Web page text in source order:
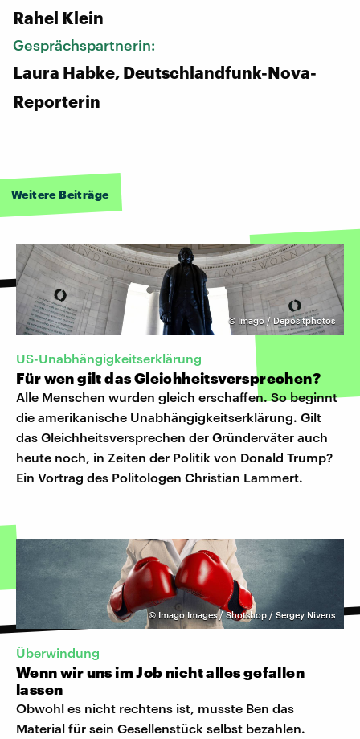
Rahel Klein
Gesprächspartnerin:
Laura Habke, Deutschlandfunk-Nova-
Reporterin
Weitere Beiträge
© Imago / Depositphotos
US-Unabhängigkeitserklärung
Für wen gilt das Gleichheitsversprechen?
Alle Menschen wurden gleich erschaffen. So beginnt
die amerikanische Unabhängigkeitserklärung. Gilt
das Gleichheitsversprechen der Gründerväter auch
heute noch, in Zeiten der Politik von Donald Trump?
Ein Vortrag des Politologen Christian Lammert.
© Imago Images / Shotshop / Sergey Nivens
Überwindung
Wenn wir uns im Job nicht alles gefallen
lassen
Obwohl es nicht rechtens ist, musste Ben das
Material für sein Gesellenstück selbst bezahlen.